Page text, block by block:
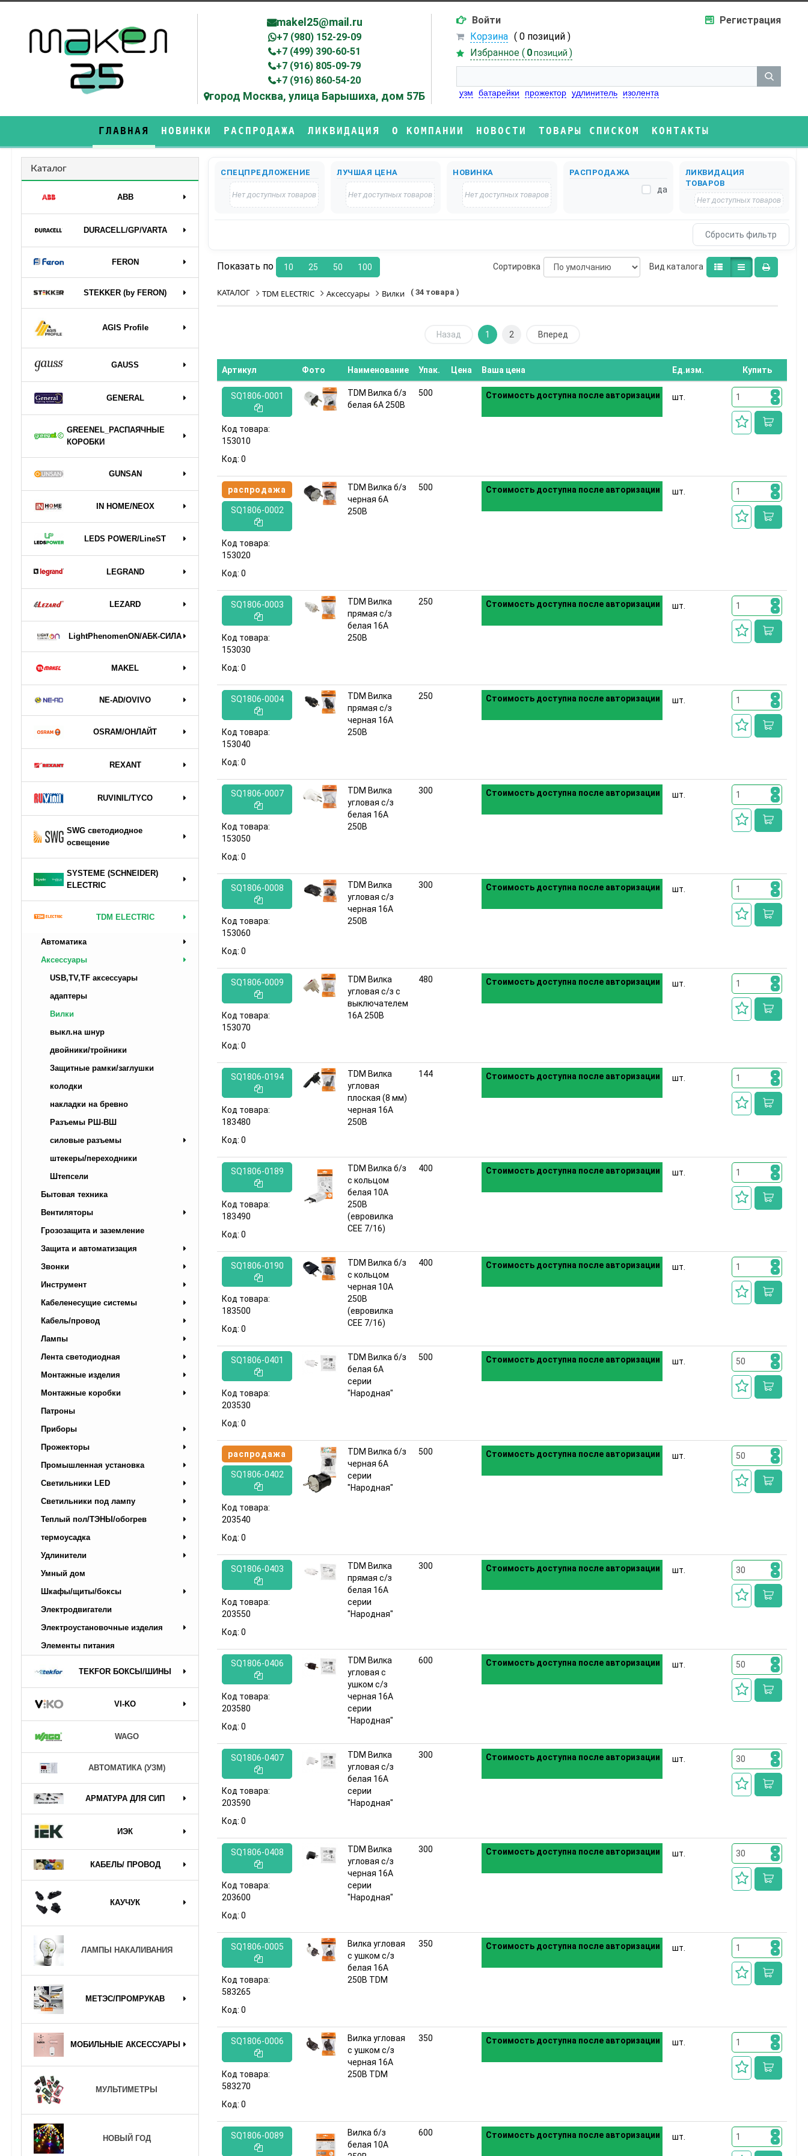
makel25@mail.ru
+7 (980) 152-29-09
+7 (499) 390-60-51
+7 (916) 805-09-79
+7 (916) 860-54-20
город Москва, улица Барышиха, дом 57Б
Войти
Регистрация
Корзина ( 0 позиций )
Избранное ( 0 позиций )
узм батарейки прожектор удлинитель изолента
ГЛАВНАЯ НОВИНКИ РАСПРОДАЖА ЛИКВИДАЦИЯ О КОМПАНИИ НОВОСТИ ТОВАРЫ СПИСКОМ КОНТАКТЫ
Каталог
ABB
DURAСELL/GP/VARTA
FERON
STEKKER (by FERON)
AGIS Profile
GAUSS
GENERAL
GREENEL_РАСПАЯЧНЫЕ
КОРОБКИ
GUNSAN
IN HOME/NEOX
LEDS POWER/LineST
LEGRAND
LEZARD
LightPhenomenON/АБК-СИЛА
MAKEL
NE-AD/OVIVO
OSRAM/ОНЛАЙТ
REXANT
RUVINIL/TYCO
SWG светодиодное
освещение
SYSTEME (SCHNEIDER)
ELECTRIC
TDM ELECTRIC
Автоматика
Аксессуары
USB,TV,TF аксессуары
адаптеры
Вилки
выкл.на шнур
двойники/тройники
Защитные рамки/заглушки
колодки
накладки на бревно
Разъемы РШ-ВШ
силовые разъемы
штекеры/переходники
Штепсели
Бытовая техника
Вентиляторы
Грозозащита и заземление
Защита и автоматизация
Звонки
Инструмент
Кабеленесущие системы
Кабель/провод
Лампы
Лента светодиодная
Монтажные изделия
Монтажные коробки
Патроны
Приборы
Прожекторы
Промышленная установка
Светильники LED
Светильники под лампу
Теплый пол/ТЭНЫ/обогрев
термоусадка
Удлинители
Умный дом
Шкафы/щиты/боксы
Электродвигатели
Электроустановочные изделия
Элементы питания
TEKFOR БОКСЫ/ШИНЫ
VI-KO
WAGO
АВТОМАТИКА (УЗМ)
АРМАТУРА ДЛЯ СИП
ИЭК
КАБЕЛЬ/ ПРОВОД
КАУЧУК
ЛАМПЫ НАКАЛИВАНИЯ
МЕТЭС/ПРОМРУКАВ
МОБИЛЬНЫЕ АКСЕССУАРЫ
МУЛЬТИМЕТРЫ
НОВЫЙ ГОД
СПЕЦПРЕДЛОЖЕНИЕ
Нет доступных товаров
ЛУЧШАЯ ЦЕНА
Нет доступных товаров
НОВИНКА
Нет доступных товаров
РАСПРОДАЖА
да
ЛИКВИДАЦИЯ
ТОВАРОВ
Нет доступных товаров
Показать по 10 25 50 100 Bид каталога
Сортировка
КАТАЛОГ TDM ELECTRIC Аксессуары Вилки ( 34 товара )
Назад 1 2 Вперед
Артикул Фото Наименование Упак. Цена Ваша цена Ед.изм. Купить
SQ1806-0001
Код товара:
153010
Код: 0
TDM Вилка б/з
белая 6А 250В
500 Стоимость доступна после авторизации шт.
распродажа
SQ1806-0002
Код товара:
153020
Код: 0
TDM Вилка б/з
черная 6А
250В
500 Стоимость доступна после авторизации шт.
SQ1806-0003
Код товара:
153030
Код: 0
TDM Вилка
прямая с/з
белая 16А
250В
250 Стоимость доступна после авторизации шт.
SQ1806-0004
Код товара:
153040
Код: 0
TDM Вилка
прямая с/з
черная 16А
250В
250 Стоимость доступна после авторизации шт.
SQ1806-0007
Код товара:
153050
Код: 0
TDM Вилка
угловая с/з
белая 16А
250В
300 Стоимость доступна после авторизации шт.
SQ1806-0008
Код товара:
153060
Код: 0
TDM Вилка
угловая с/з
черная 16А
250В
300 Стоимость доступна после авторизации шт.
SQ1806-0009
Код товара:
153070
Код: 0
TDM Вилка
угловая с/з с
выключателем
16А 250В
480 Стоимость доступна после авторизации шт.
SQ1806-0194
Код товара:
183480
Код: 0
TDM Вилка
угловая
плоская (8 мм)
черная 16А
250В
144 Стоимость доступна после авторизации шт.
SQ1806-0189
Код товара:
183490
Код: 0
TDM Вилка б/з
с кольцом
белая 10А
250В
(евровилка
CEE 7/16)
400 Стоимость доступна после авторизации шт.
SQ1806-0190
Код товара:
183500
Код: 0
TDM Вилка б/з
с кольцом
черная 10А
250В
(евровилка
CEE 7/16)
400 Стоимость доступна после авторизации шт.
SQ1806-0401
Код товара:
203530
Код: 0
TDM Вилка б/з
белая 6А
серии
"Народная"
500 Стоимость доступна после авторизации шт.
распродажа
SQ1806-0402
Код товара:
203540
Код: 0
TDM Вилка б/з
черная 6А
серии
"Народная"
500 Стоимость доступна после авторизации шт.
SQ1806-0403
Код товара:
203550
Код: 0
TDM Вилка
прямая с/з
белая 16А
серии
"Народная"
300 Стоимость доступна после авторизации шт.
SQ1806-0406
Код товара:
203580
Код: 0
TDM Вилка
угловая с
ушком с/з
черная 16А
серии
"Народная"
600 Стоимость доступна после авторизации шт.
SQ1806-0407
Код товара:
203590
Код: 0
TDM Вилка
угловая с/з
белая 16А
серии
"Народная"
300 Стоимость доступна после авторизации шт.
SQ1806-0408
Код товара:
203600
Код: 0
TDM Вилка
угловая с/з
черная 16А
серии
"Народная"
300 Стоимость доступна после авторизации шт.
SQ1806-0005
Код товара:
583265
Код: 0
Вилка угловая
с ушком с/з
белая 16А
250В TDM
350 Стоимость доступна после авторизации шт.
SQ1806-0006
Код товара:
583270
Код: 0
Вилка угловая
с ушком с/з
черная 16А
250В TDM
350 Стоимость доступна после авторизации шт.
SQ1806-0089
Вилка б/з
белая 10А
600 Стоимость доступна после авторизации шт.